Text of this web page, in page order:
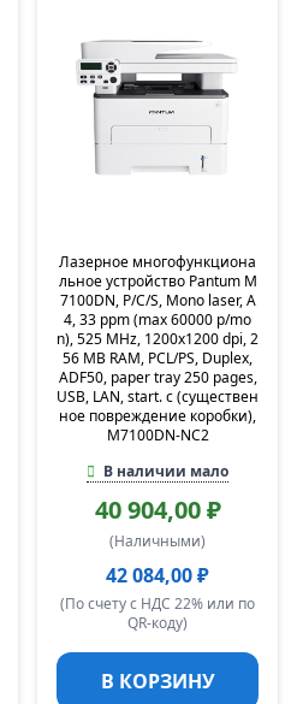
Лазерное многофункциона
льное устройство Pantum M
7100DN, P/C/S, Mono laser, A
4, 33 ppm (max 60000 p/mo
n), 525 MHz, 1200x1200 dpi, 2
56 MB RAM, PCL/PS, Duplex,
ADF50, paper tray 250 pages,
USB, LAN, start. c (существен
ное повреждение коробки),
M7100DN-NC2
В наличии мало
40 904,00 ₽
(Наличными)
42 084,00 ₽
(По счету с НДС 22% или по
QR-коду)
В КОРЗИНУ